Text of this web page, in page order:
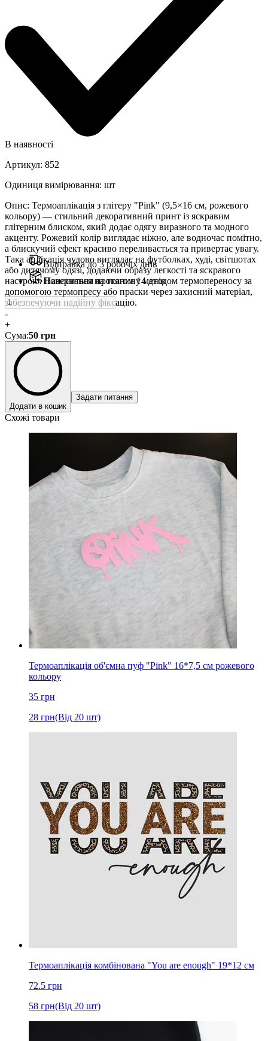
В наявності
Артикул: 852
Одиниця вимірювання: шт
Опис: Термоаплікація з глітеру "Pink" (9,5×16 см, рожевого
кольору) — стильний декоративний принт із яскравим
глітерним блиском, який додає одягу виразного та модного
акценту. Рожевий колір виглядає ніжно, але водночас помітно,
а блискучий ефект красиво переливається та привертає увагу.
Така аплікація чудово виглядає на футболках, худі, світшотах
або дитячому одязі, додаючи образу легкості та яскравого
настрою. Наноситься на тканину методом термопереносу за
допомогою термопресу або праски через захисний матеріал,
забезпечуючи надійну фіксацію.
Відправка до 3 робочіх днів
Повернення протягом 14 днів
-
+
Сума:50 грн
Додати в кошик
Задати питання
Схожі товари
Термоаплікація об'ємна пуф "Pink" 16*7,5 см рожевого
кольору
35 грн
28 грн(Від 20 шт)
Термоаплікація комбінована "You are enough" 19*12 cм
72.5 грн
58 грн(Від 20 шт)